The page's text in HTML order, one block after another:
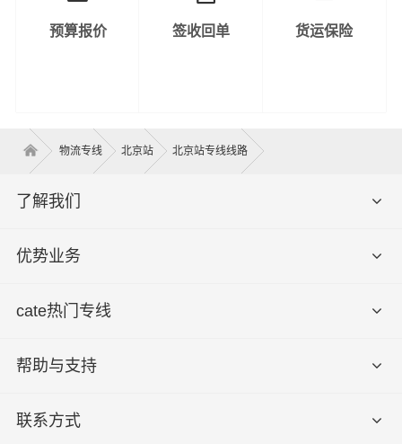
预算报价 签收回单 货运保险
物流专线 北京站 北京站专线线路
了解我们
优势业务
cate热门专线
帮助与支持
联系方式